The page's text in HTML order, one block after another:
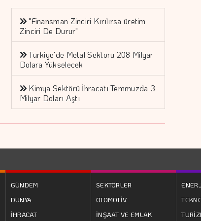
"Finansman Zinciri Kırılırsa üretim
Zinciri De Durur"
Türkiye'de Metal Sektörü 208 Milyar
Dolara Yükselecek
Kimya Sektörü İhracatı Temmuzda 3
Milyar Doları Aştı
GÜNDEM
DÜNYA
İHRACAT
SEKTÖRLER
OTOMOTİV
İNŞAAT VE EMLAK